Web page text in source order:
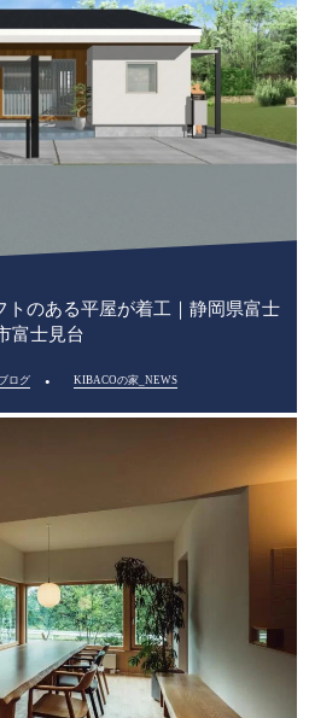
トのある平屋が着工｜静岡県富士
富士見台
ログ KIBACOの家_NEWS